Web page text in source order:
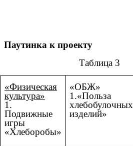
Паутинка к проекту
Таблица 3
«Физическая
культура»
1.
Подвижные
игры
«Хлеборобы»
«ОБЖ»
1.«Польза
хлебобулочных
изделий»